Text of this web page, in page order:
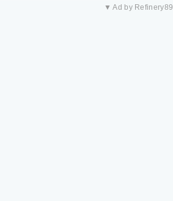
▼ Ad by Refinery89